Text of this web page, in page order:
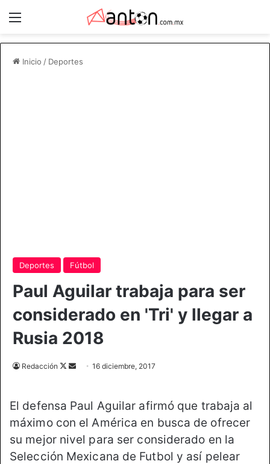
Inicio / Deportes
Deportes Fútbol
Paul Aguilar trabaja para ser
considerado en 'Tri' y llegar a
Rusia 2018
Redacción
F
o
w
o
d
a
n
e
16 diciembre, 2017
El defensa Paul Aguilar afirmó que trabaja al
máximo con el América en busca de ofrecer
su mejor nivel para ser considerado en la
Selección Mexicana de Futbol y así pelear